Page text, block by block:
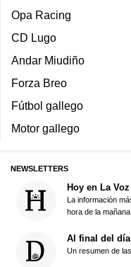
Opa Racing
CD Lugo
Andar Miudiño
Forza Breo
Fútbol gallego
Motor gallego
NEWSLETTERS
Hoy en La Voz
La información
hora de la mañana
Al final del día
Un resumen de